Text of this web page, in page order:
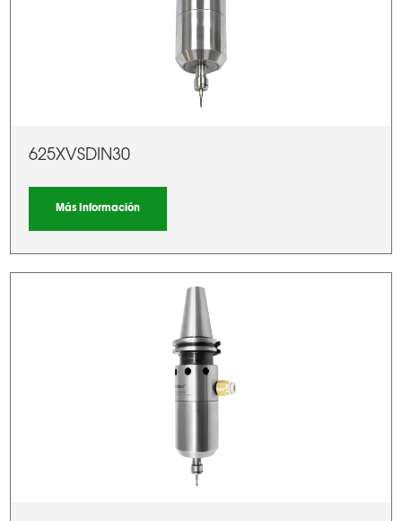
625XVSDIN30
Más Información